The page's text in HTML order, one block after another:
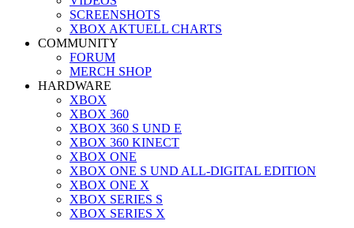
SCREENSHOTS
XBOX AKTUELL CHARTS
COMMUNITY
FORUM
MERCH SHOP
HARDWARE
XBOX
XBOX 360
XBOX 360 S UND E
XBOX 360 KINECT
XBOX ONE
XBOX ONE S UND ALL-DIGITAL EDITION
XBOX ONE X
XBOX SERIES S
XBOX SERIES X